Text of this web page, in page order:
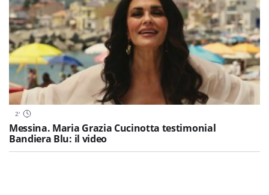
2'
Messina. Maria Grazia Cucinotta testimonial
Bandiera Blu: il video